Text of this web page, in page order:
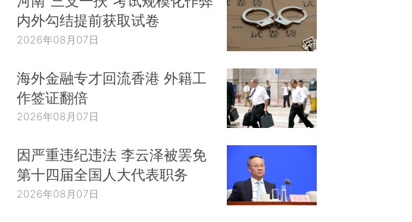
内外勾结提前获取试卷
2026年08月07日
海外金融专才回流香港 外籍工
作签证翻倍
2026年08月07日
因严重违纪违法 李云泽被罢免
第十四届全国人大代表职务
2026年08月07日